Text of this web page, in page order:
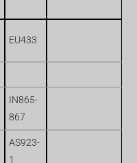
EU433
IN865-
867
AS923-
1